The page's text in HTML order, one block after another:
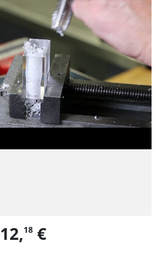
12,18 €